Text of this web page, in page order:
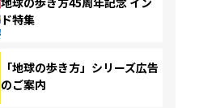
ド特集
「地球の歩き方」シリーズ広告
のご案内